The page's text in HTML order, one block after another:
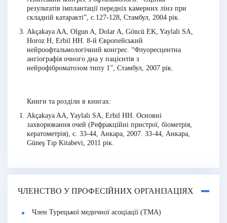
результатів імплантації передніх камерних лінз при
складній катаракті”, с.127-128, Стамбул, 2004 рік.
Akçakaya AA, Olgun A, Dolar A, Göncü EK, Yaylali SA,
Horoz H, Erbil HH. 8-й Європейський
нейроофтальмологічний конгрес. “Флуоресцентна
ангіографія очного дна у пацієнтів з
нейрофіброматозом типу 1”, Стамбул, 2007 рік.
Книги та розділи в книгах:
Akçakaya AA, Yaylalı SA, Erbil HH. Основні
захворювання очей (Рефракційні пристрої, біометрія,
кератометрія), с. 33-44, Анкара, 2007. 33-44, Анкара,
Güneş Tıp Kitabevi, 2011 рік.
ЧЛЕНСТВО У ПРОФЕСІЙНИХ ОРГАНІЗАЦІЯХ
Член Турецької медичної асоціації (TMA)